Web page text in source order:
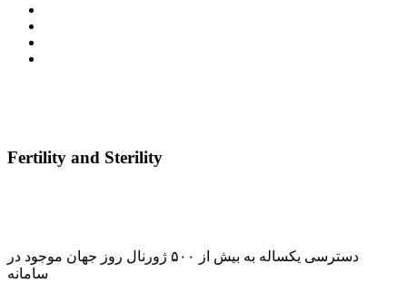
Fertility and Sterility
دسترسی یکساله به بیش از ۵۰۰ ژورنال روز جهان موجود در
سامانه